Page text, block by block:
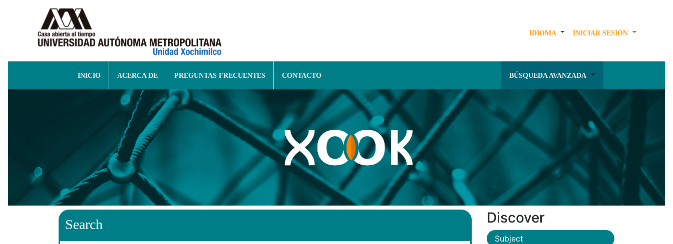
IDIOMA INICIAR SESIÓN
INICIO ACERCA DE PREGUNTAS FRECUENTES CONTACTO BÚSQUEDA AVANZADA
Search Discover
Subject